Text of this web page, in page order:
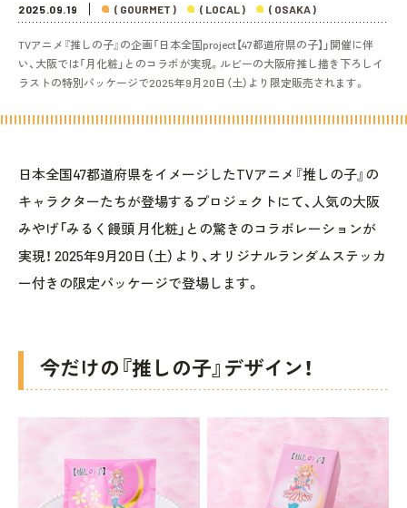
2025.09.19 ( GOURMET ) ( LOCAL ) ( OSAKA )
TVアニメ『推しの子』の企画「日本全国project【47都道府県の子】」開催に伴
い、大阪では「月化粧」とのコラボが実現。ルビーの大阪府推し描き下ろしイ
ラストの特別パッケージで2025年9月20日（土）より限定販売されます。
日本全国47都道府県をイメージしたTVアニメ『推しの子』の
キャラクターたちが登場するプロジェクトにて、人気の大阪
みやげ「みるく饅頭 月化粧」との驚きのコラボレーションが
実現！ 2025年9月20日（土）より、オリジナルランダムステッカ
ー付きの限定パッケージで登場します。
今だけの『推しの子』デザイン！